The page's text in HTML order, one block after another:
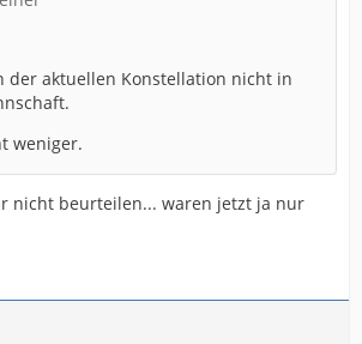
der aktuellen Konstellation nicht in
weniger.
nicht beurteilen... waren jetzt ja nur